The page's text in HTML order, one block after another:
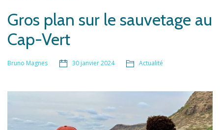
Gros plan sur le sauvetage au
Cap-Vert
Bruno Magnes 30 janvier 2024 Actualité